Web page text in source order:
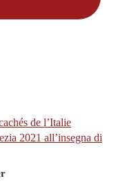
de l’Italie
2021 all’insegna di